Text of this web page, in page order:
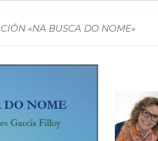
«NA BUSCA DO NOME»